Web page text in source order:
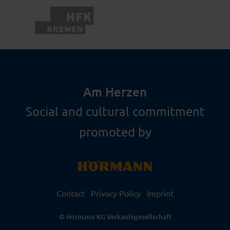
Am Herzen
Social and cultural commitment
promoted by
Contact Privacy Policy Imprint
© Hörmann KG Verkaufsgesellschaft